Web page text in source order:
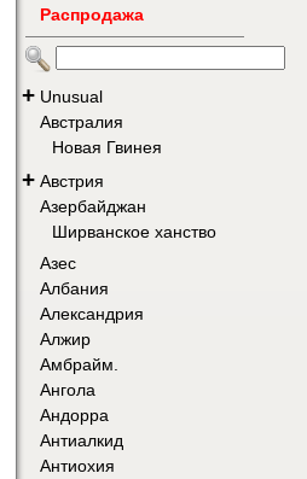
Распродажа
+ Unusual
Австралия
Новая Гвинея
+ Австрия
Азербайджан
Ширванское ханство
Азес
Албания
Александрия
Алжир
Амбрайм.
Ангола
Андорра
Антиалкид
Антиохия